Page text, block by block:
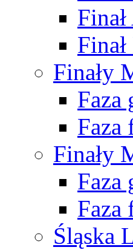
Finały
Faza
Faza
Finały
Faza
Faza
Śląska